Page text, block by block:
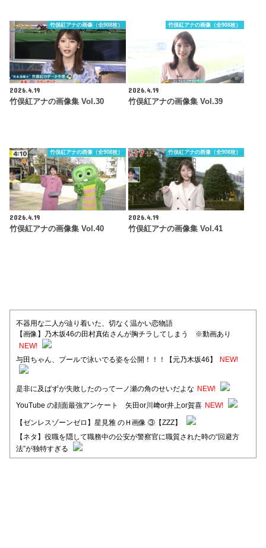
竹俣紅アナの画像（全908枚）
2026.4.19
竹俣紅アナの画像集 Vol.30
竹俣紅アナの画像（全908枚）
2026.4.19
竹俣紅アナの画像集 Vol.39
竹俣紅アナの画像（全908枚）
2026.4.19
竹俣紅アナの画像集 Vol.40
竹俣紅アナの画像（全908枚）
2026.4.19
竹俣紅アナの画像集 Vol.41
不器用な二人が辿り着いた、切なく温かい恋物語
【画像】乃木坂46の田村真佑さんが胸チラしてしまう ※動画あり
NEW!
与田ちゃん、プールで泳いでる姿を公開！！！【元乃木坂46】
NEW!
是非に及ばずが失敗したのって一ノ瀬の角のせいだよな NEW!
YouTube の顔面最強アンケート 矢田or川﨑or井上or賀喜 NEW!
【ゼンレスゾーンゼロ】星見雅 のＨ画像 ③【ZZZ】
【ネタ】役職を隠して職務中の公安が警察官に職質された時の“回避方
法”が独特すぎる